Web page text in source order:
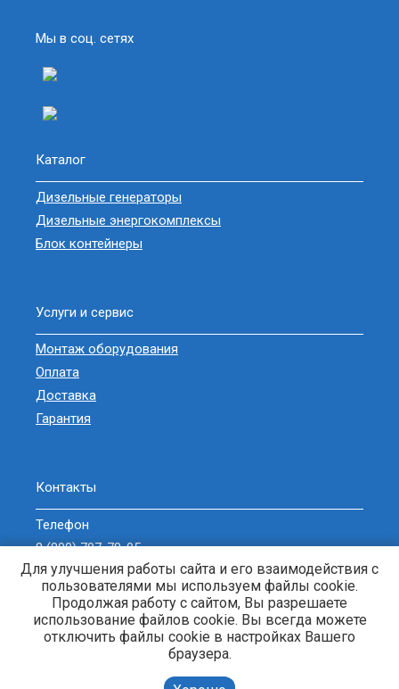
Мы в соц. сетях
Каталог
Дизельные генераторы
Дизельные энергокомплексы
Блок контейнеры
Услуги и сервис
Монтаж оборудования
Оплата
Доставка
Гарантия
Контакты
Телефон
8 (800) 707-78-05
sell@zavodgeneratorov.ru
ОБРАТНЫЙ ЗВОНОК
Генераторы и электростанции. © 2013-2026 Энерджи-Кубань. |
Для улучшения работы сайта и его взаимодействия с
пользователями мы используем файлы cookie.
Продолжая работу с сайтом, Вы разрешаете
использование файлов cookie. Вы всегда можете
отключить файлы cookie в настройках Вашего
браузера.